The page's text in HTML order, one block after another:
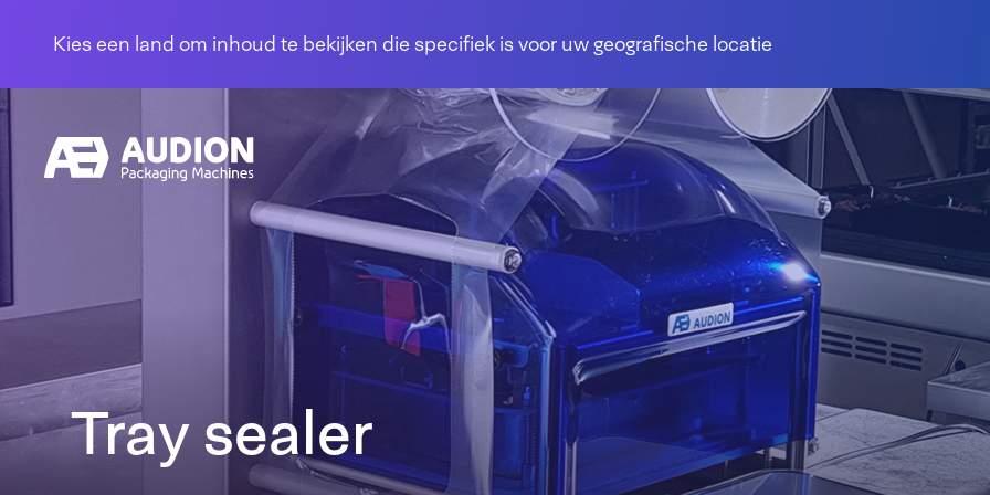
Kies een land om inhoud te bekijken die specifiek is voor uw geografische locatie
Tray sealer